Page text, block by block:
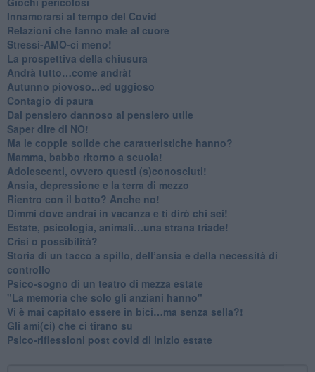
Innamorarsi al tempo del Covid
​Relazioni che fanno male al cuore
​Stressi-AMO-ci meno!
​La prospettiva della chiusura
​Andrà tutto…come andrà!
Autunno piovoso...ed uggioso
​Contagio di paura
​Dal pensiero dannoso al pensiero utile
​Saper dire di NO!
​Ma le coppie solide che caratteristiche hanno?
​Mamma, babbo ritorno a scuola!
Adolescenti, ovvero questi (s)conosciuti!
Ansia, depressione e la terra di mezzo
​Rientro con il botto? Anche no!
Dimmi dove andrai in vacanza e ti dirò chi sei!
​Estate, psicologia, animali…una strana triade!
​Crisi o possibilità?
​Storia di un tacco a spillo, dell’ansia e della necessità di
controllo
​Psico-sogno di un teatro di mezza estate
"La memoria che solo gli anziani hanno"
​Vi è mai capitato essere in bici…ma senza sella?!
​Gli ami(ci) che ci tirano su
Psico-riflessioni post covid di inizio estate